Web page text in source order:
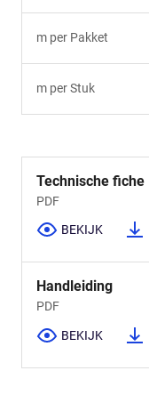
m per Pakket
m per Stuk
Technische fiche
PDF
BEKIJK
Handleiding
PDF
BEKIJK